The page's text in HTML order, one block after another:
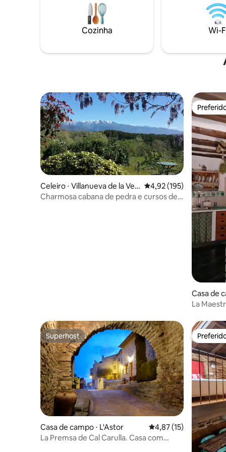
durante todo o ano. Paraíso para
caminhadas, ciclismo, gastronomia,
relaxar na piscina ou trabalho remoto.
Ótimo Wi-Fi.
área de
um
sanitário
Cozinha Wi-
Celeiro ⋅ Villanueva de la Ver
a
4,92 de uma avaliação
4,92 (195)
Charmosa cabana de pedra e cursos de
Casa de
La
Superhost
Superhost
Casa de campo ⋅ L'Astor 4,87 de uma
4,87 (15)
La Premsa de Cal Carulla. Casa com